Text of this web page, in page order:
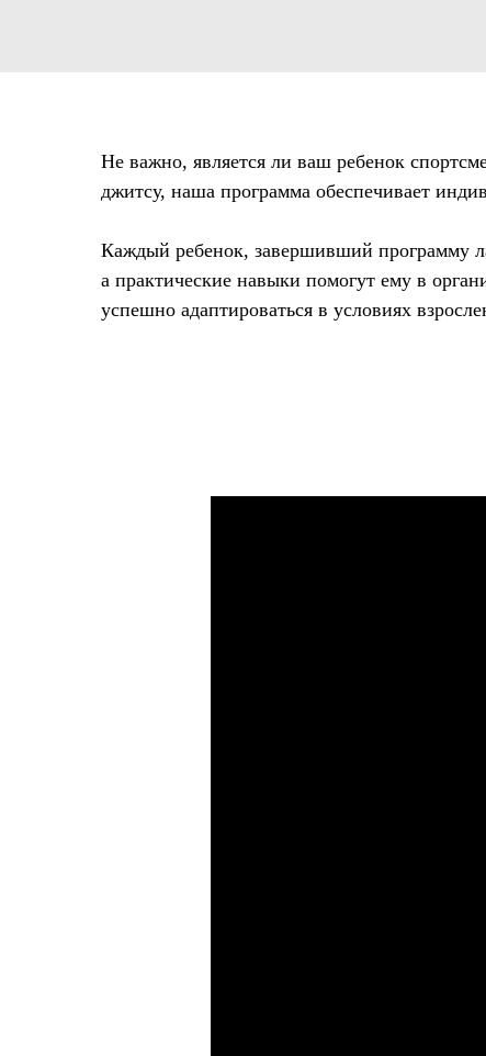
Не важно, является ли ваш ребенок
джитсу, наша программа обеспечивает
Каждый ребенок, завершивший программу
а практические навыки помогут ему в
успешно адаптироваться в условиях